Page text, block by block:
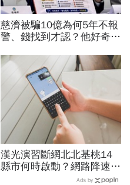
慈濟被騙10億為何5年不報
警、錢找到才認？他好奇：
「擋疫苗」黑鍋只求1件事
漢光演習斷網北北基桃14
縣市何時啟動？網路降速股
市下單、傳訊息怎辦？影響
Ads by